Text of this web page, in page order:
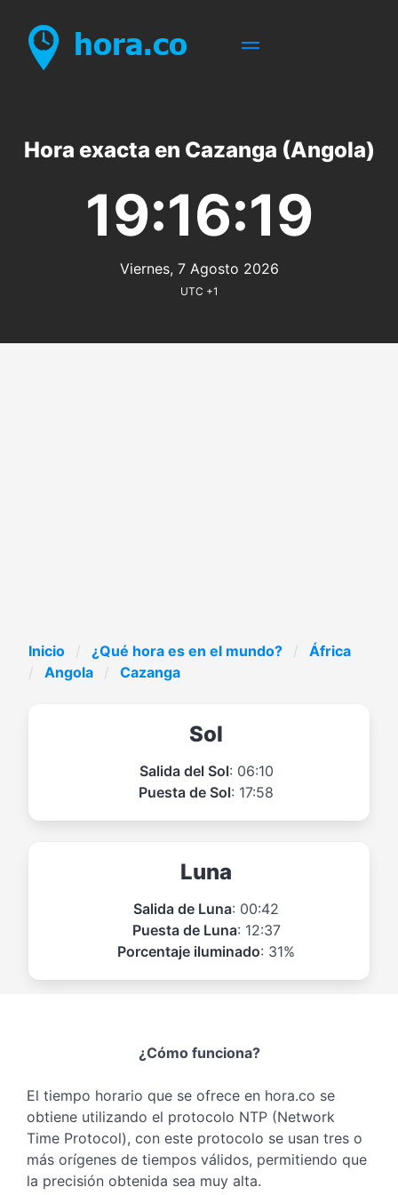
Hora exacta en Cazanga (Angola)
19:16:19
Viernes, 7 Agosto 2026
UTC +1
Inicio ¿Qué hora es en el mundo?
África
Angola
Cazanga
Sol
Salida del Sol: 06:10
Puesta de Sol: 17:58
Luna
Salida de Luna: 00:42
Puesta de Luna: 12:37
Porcentaje iluminado: 31%
¿Cómo funciona?
El tiempo horario que se ofrece en hora.co se
obtiene utilizando el protocolo NTP (Network
Time Protocol), con este protocolo se usan tres o
más orígenes de tiempos válidos, permitiendo que
la precisión obtenida sea muy alta.